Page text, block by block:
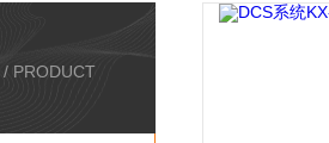
/ PRODUCT